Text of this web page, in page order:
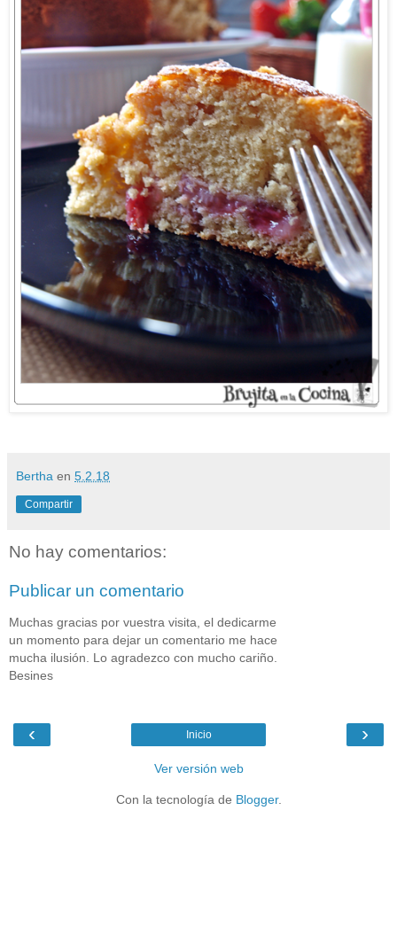
Bertha en 5.2.18
Compartir
No hay comentarios:
Publicar un comentario
Muchas gracias por vuestra visita, el dedicarme
un momento para dejar un comentario me hace
mucha ilusión. Lo agradezco con mucho cariño.
Besines
‹ ›
Inicio
Ver versión web
Con la tecnología de Blogger.